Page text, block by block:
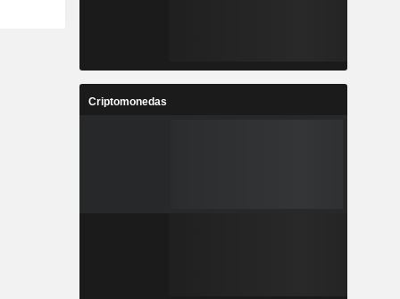
Criptomonedas